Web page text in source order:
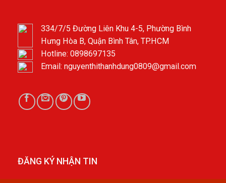
334/7/5 Đường Liên Khu 4-5, Phường Bình
Hưng Hòa B, Quận Bình Tân, TP.HCM
Hotline: 0898697135
Email: nguyenthithanhdung0809@gmail.com
ĐĂNG KÝ NHẬN TIN